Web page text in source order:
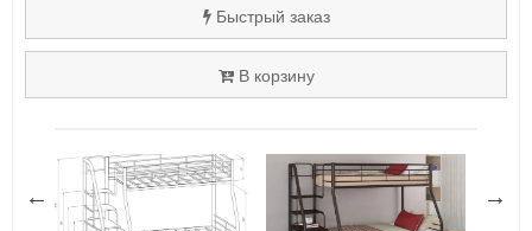
Быстрый заказ
В корзину